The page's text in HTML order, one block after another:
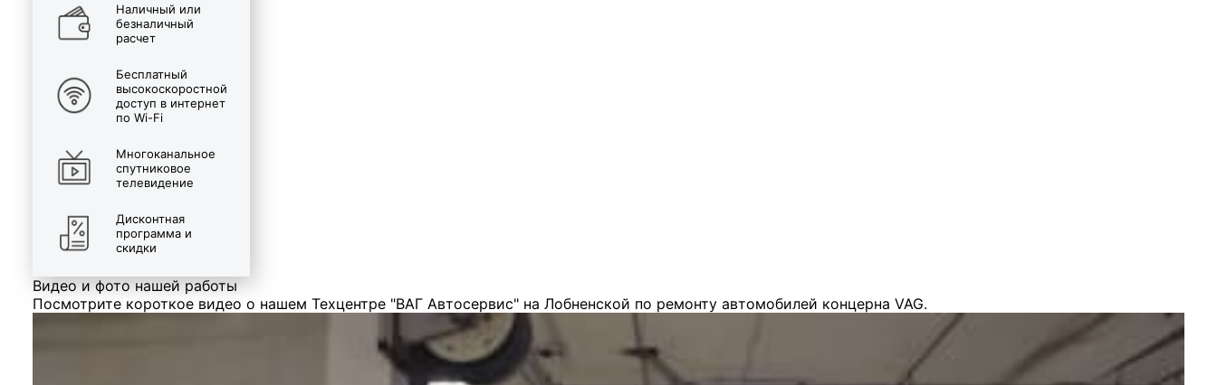
Наличный или
безналичный
расчет
Бесплатный
высокоскоростной
доступ в интернет
по Wi-Fi
Многоканальное
спутниковое
телевидение
Дисконтная
программа и
скидки
Видео и фото нашей работы
Посмотрите короткое видео о нашем Техцентре "ВАГ Автосервис" на Лобненской по ремонту автомобилей концерна VAG.